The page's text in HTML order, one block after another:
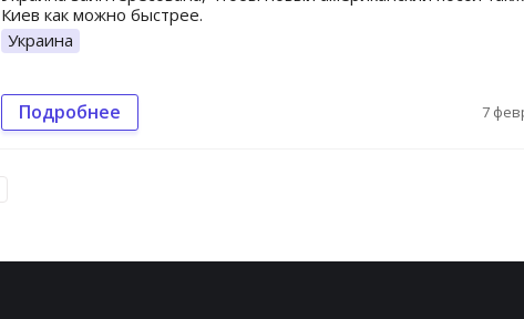
Киев как можно быстрее.
Украина
Подробнее 7